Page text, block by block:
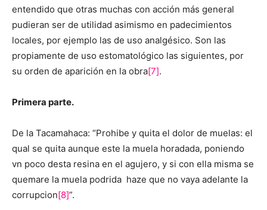
entendido que otras muchas con acción más general
pudieran ser de utilidad asimismo en padecimientos
locales, por ejemplo las de uso analgésico. Son las
propiamente de uso estomatológico las siguientes, por
su orden de aparición en la obra[7].
Primera parte.
De la Tacamahaca: “Prohibe y quita el dolor de muelas: el
qual se quita aunque este la muela horadada, poniendo
vn poco desta resina en el agujero, y si con ella misma se
quemare la muela podrida haze que no vaya adelante la
corrupcion[8]”.